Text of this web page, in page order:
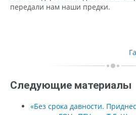
передали нам наши предки.
Следующие материалы
«Без срока давности.